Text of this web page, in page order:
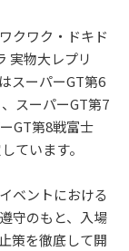
クワク・ドキド
実物大レプリ
スーパーGT第6
スーパーGT第7
GT第8戦富士
ています。
ベントにおける
守のもと、入場
策を徹底して開